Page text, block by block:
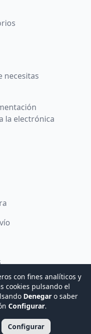
necesitas
la electrónica
Ingenieros, S.L.
con fines analíticos y
cookies pulsando el
Denegar o saber
Configurar.
Configurar